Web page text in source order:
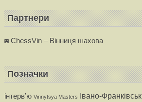
Партнери
◙ ChessVin – Вінниця шахова
Позначки
iнтерв’ю Vinnytsya Masters Івано-Франківськ